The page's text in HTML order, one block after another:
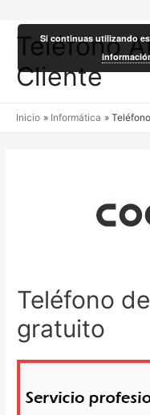
Teléfono
Cliente
Inicio Informática
Teléfono
gratuito
Si continuas utilizando